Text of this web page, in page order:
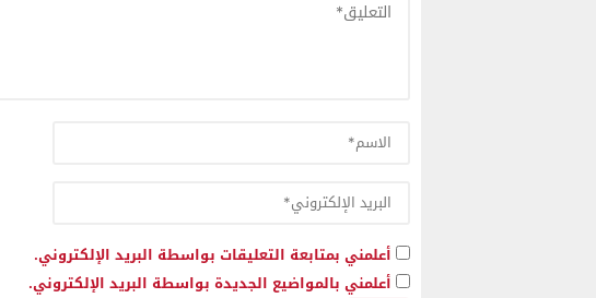
أعلمني بمتابعة التعليقات بواسطة البريد الإلكتروني.
أعلمني بالمواضيع الجديدة بواسطة البريد الإلكتروني.